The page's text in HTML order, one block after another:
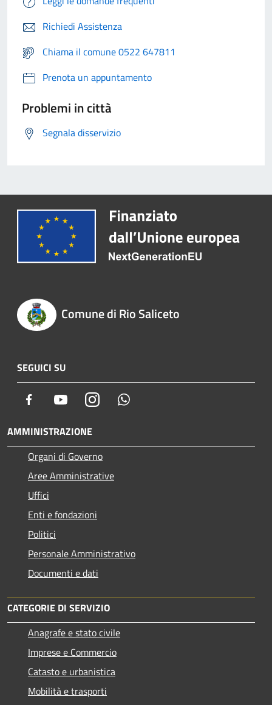
Richiedi Assistenza
Chiama il comune 0522 647811
Prenota un appuntamento
Problemi in città
Segnala disservizio
Comune di Rio Saliceto
SEGUICI SU
Facebook YoutubeInstagram
AMMINISTRAZIONE
Organi di Governo
Aree Amministrative
Uffici
Enti e fondazioni
Politici
Personale Amministrativo
Documenti e dati
CATEGORIE DI SERVIZIO
Anagrafe e stato civile
Imprese e Commercio
Catasto e urbanistica
Mobilità e trasporti